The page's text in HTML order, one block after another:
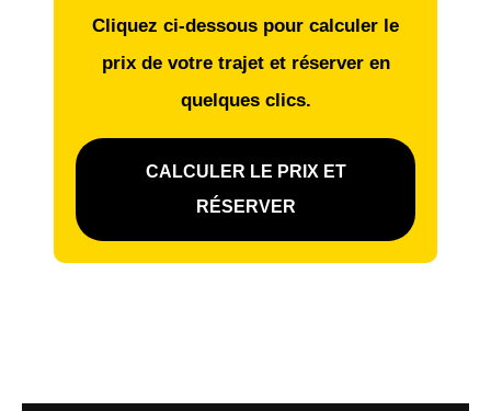
Cliquez ci-dessous pour calculer le
prix de votre trajet et réserver en
quelques clics.
CALCULER LE PRIX ET
RÉSERVER